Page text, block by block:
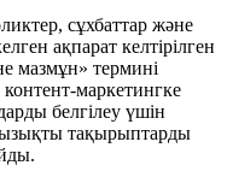
сұхбаттар және
ақпарат келтірілген
мазмұн» термині
маркетингке
белгілеу үшін
тақырыптарды